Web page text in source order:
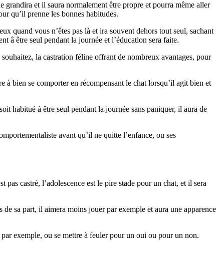
grandira et il saura normalement être propre et pourra même aller
qu’il prenne les bonnes habitudes.
quand vous n’êtes pas là et ira souvent dehors tout seul, sachant
â être seul pendant la journée et l’éducation sera faite.
la castration féline offrant de nombreux avantages, pour
à bien se comporter en récompensant le chat lorsqu’il agit bien et
habitué à être seul pendant la journée sans paniquer, il aura de
avant qu’il ne quitte l’enfance, ou ses
castré, l’adolescence est le pire stade pour un chat, et il sera
sa part, il aimera moins jouer par exemple et aura une apparence
exemple, ou se mettre à feuler pour un oui ou pour un non.